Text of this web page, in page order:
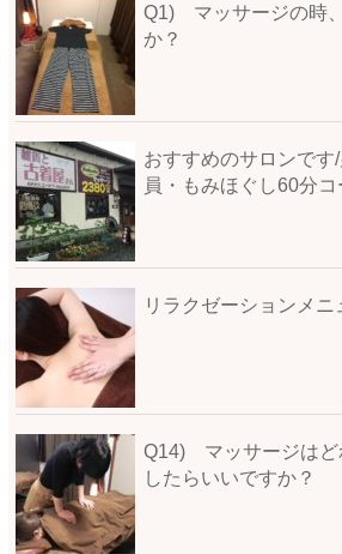
Q1) マッサージの時
か？
おすすめのサロンです
員・もみほぐし60分コ
リラクゼーションメ
Q14) マッサージはど
したらいいですか？